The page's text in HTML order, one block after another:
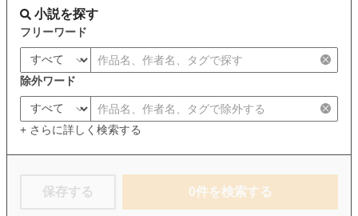
小説を探す
フリーワード
除外ワード
+ さらに詳しく検索する
保存する 0件を検索する